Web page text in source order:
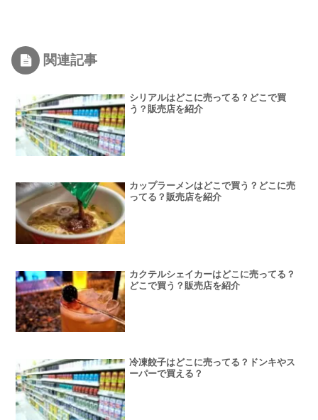
関連記事
シリアルはどこに売ってる？どこで買
う？販売店を紹介
カップラーメンはどこで買う？どこに売
ってる？販売店を紹介
カクテルシェイカーはどこに売ってる？
どこで買う？販売店を紹介
冷凍餃子はどこに売ってる？ドンキやス
ーパーで買える？